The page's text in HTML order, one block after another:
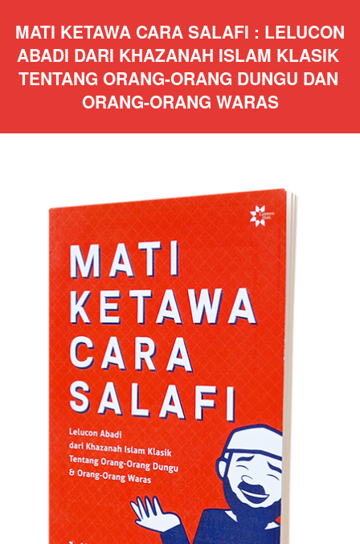
MATI KETAWA CARA SALAFI : LELUCON
ABADI DARI KHAZANAH ISLAM KLASIK
TENTANG ORANG-ORANG DUNGU DAN
ORANG-ORANG WARAS